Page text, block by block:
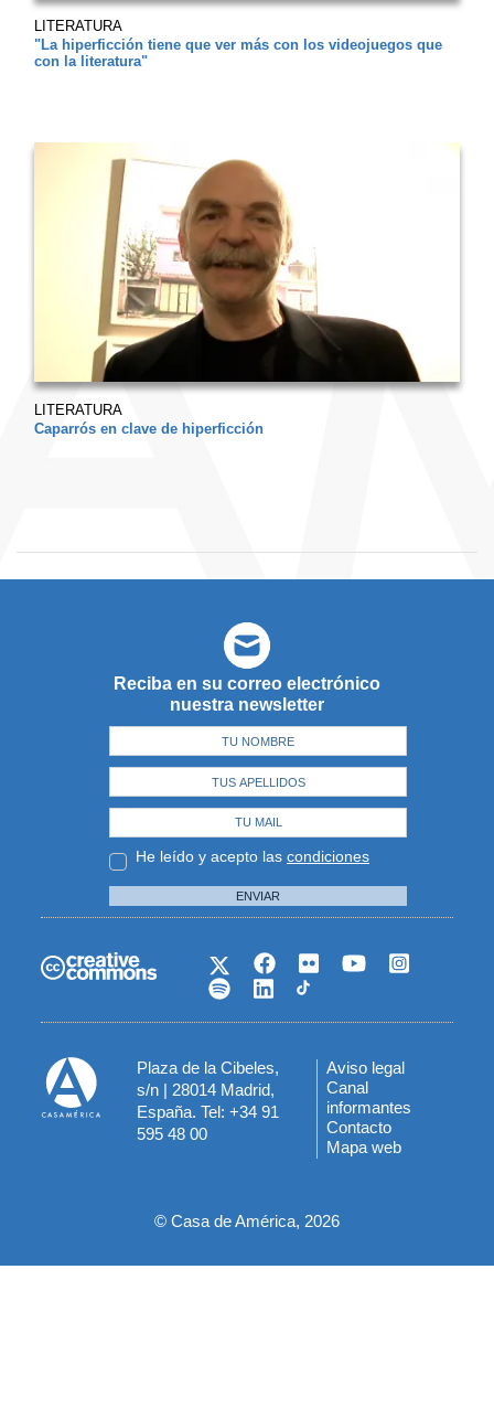
LITERATURA
"La hiperficción tiene que ver más con los videojuegos que
con la literatura"
LITERATURA
Caparrós en clave de hiperficción
Reciba en su correo electrónico
nuestra newsletter
He leído y acepto las condiciones
ENVIAR
Plaza de la Cibeles,
s/n | 28014 Madrid,
España. Tel: +34 91
595 48 00
Menú
del
pie
Aviso legal
Canal
informantes
Contacto
Mapa web
© Casa de América, 2026